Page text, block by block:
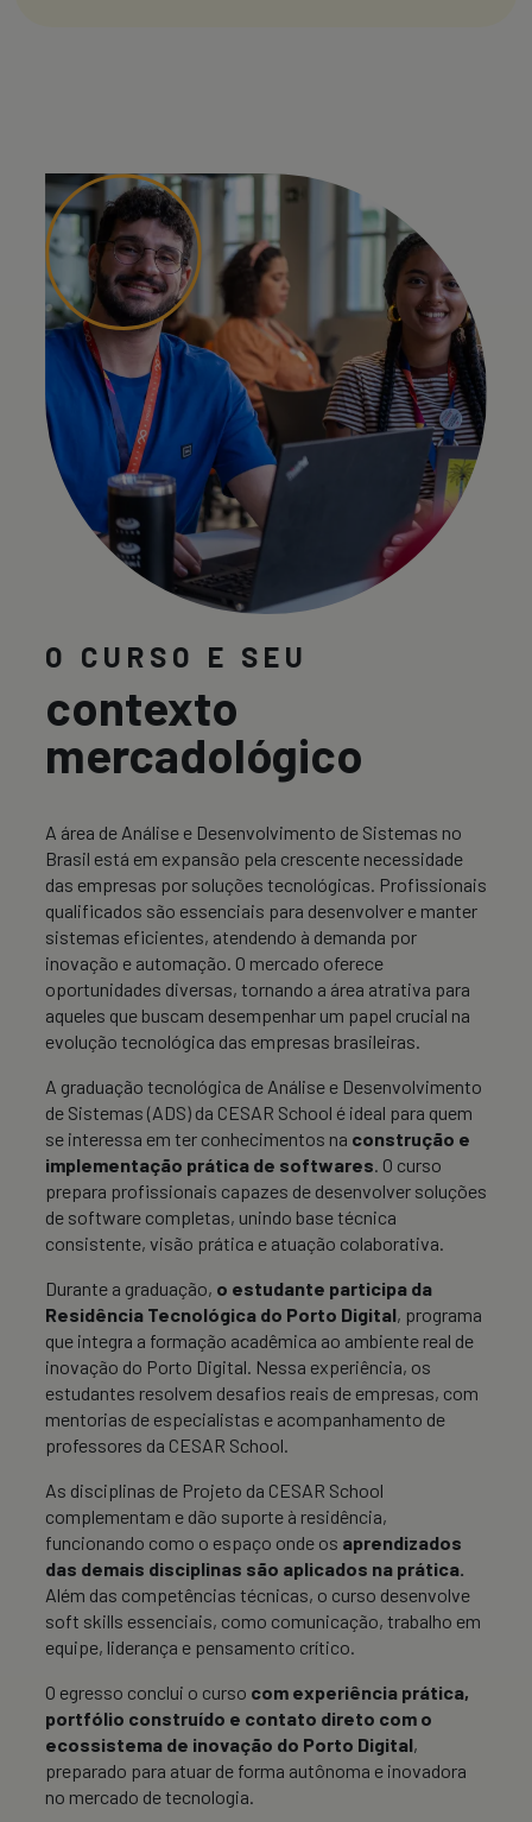
Encerramento às 23h59 13h às 16h, apenas
modalidade vestibular
O CURSO E SEU
contexto
mercadológico
A área de Análise e Desenvolvimento de Sistemas no
Brasil está em expansão pela crescente necessidade
das empresas por soluções tecnológicas. Profissionais
qualificados são essenciais para desenvolver e manter
sistemas eficientes, atendendo à demanda por
inovação e automação. O mercado oferece
oportunidades diversas, tornando a área atrativa para
aqueles que buscam desempenhar um papel crucial na
evolução tecnológica das empresas brasileiras.
A graduação tecnológica de Análise e Desenvolvimento
de Sistemas (ADS) da CESAR School é ideal para quem
se interessa em ter conhecimentos na construção e
implementação prática de softwares. O curso
prepara profissionais capazes de desenvolver soluções
de software completas, unindo base técnica
consistente, visão prática e atuação colaborativa.
Durante a graduação, o estudante participa da
Residência Tecnológica do Porto Digital, programa
que integra a formação acadêmica ao ambiente real de
inovação do Porto Digital. Nessa experiência, os
estudantes resolvem desafios reais de empresas, com
mentorias de especialistas e acompanhamento de
professores da CESAR School.
As disciplinas de Projeto da CESAR School
complementam e dão suporte à residência,
funcionando como o espaço onde os aprendizados
das demais disciplinas são aplicados na prática.
Além das competências técnicas, o curso desenvolve
soft skills essenciais, como comunicação, trabalho em
equipe, liderança e pensamento crítico.
O egresso conclui o curso com experiência prática,
portfólio construído e contato direto com o
ecossistema de inovação do Porto Digital,
preparado para atuar de forma autônoma e inovadora
no mercado de tecnologia.